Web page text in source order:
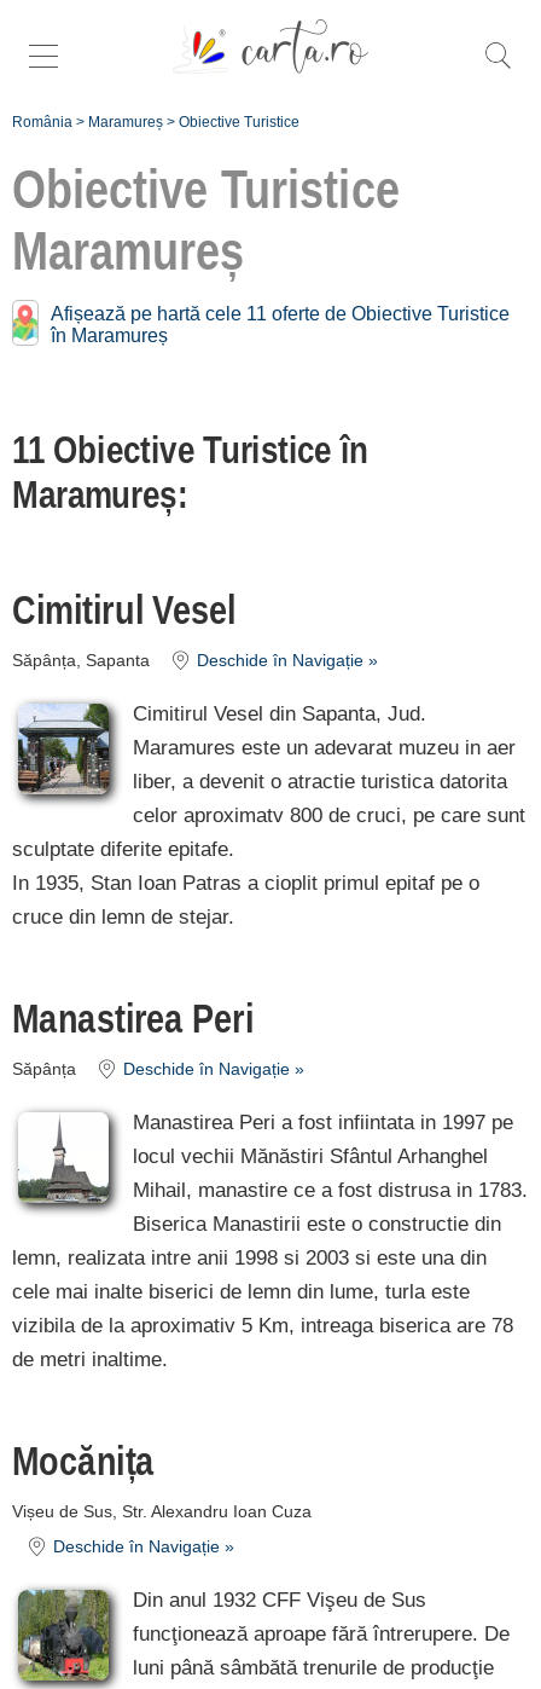
România > Maramureș > Obiective Turistice
Obiective Turistice
Maramureș
Afișează pe hartă cele 11 oferte de Obiective Turistice
în Maramureș
11 Obiective Turistice în
Maramureș:
Cimitirul Vesel
Săpânța, Sapanta Deschide în Navigație »
Cimitirul Vesel din Sapanta, Jud.
Maramures este un adevarat muzeu in aer
liber, a devenit o atractie turistica datorita
celor aproximatv 800 de cruci, pe care sunt
sculptate diferite epitafe.
In 1935, Stan Ioan Patras a cioplit primul epitaf pe o
cruce din lemn de stejar.
Manastirea Peri
Săpânța Deschide în Navigație »
Manastirea Peri a fost infiintata in 1997 pe
locul vechii Mănăstiri Sfântul Arhanghel
Mihail, manastire ce a fost distrusa in 1783.
Biserica Manastirii este o constructie din
lemn, realizata intre anii 1998 si 2003 si este una din
cele mai inalte biserici de lemn din lume, turla este
vizibila de la aproximativ 5 Km, intreaga biserica are 78
de metri inaltime.
Mocănița
Vișeu de Sus, Str. Alexandru Ioan Cuza
Deschide în Navigație »
Din anul 1932 CFF Vişeu de Sus
funcţionează aproape fără întrerupere. De
luni până sâmbătă trenurile de producţie
Caută mai
turistice în
Maramureș [11]
cazare
despre C A R T
A ®
termeni și
condiții
login